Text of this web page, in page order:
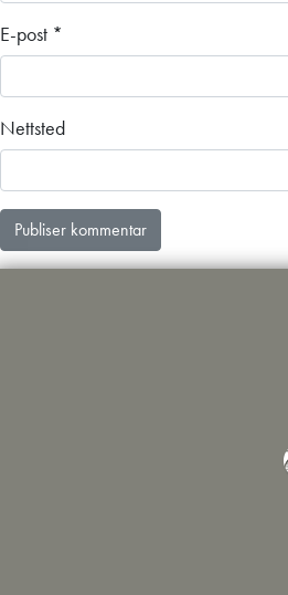
E-post *
Nettsted